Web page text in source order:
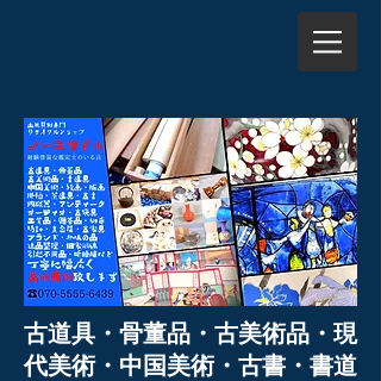
古道具・骨董品・古美術品・現
代美術・中国美術・古書・書道